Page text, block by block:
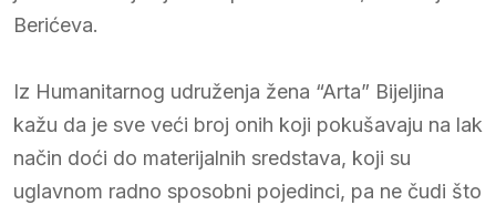
Berićeva.
Iz Humanitarnog udruženja žena “Arta” Bijeljina
kažu da je sve veći broj onih koji pokušavaju na lak
način doći do materijalnih sredstava, koji su
uglavnom radno sposobni pojedinci, pa ne čudi što